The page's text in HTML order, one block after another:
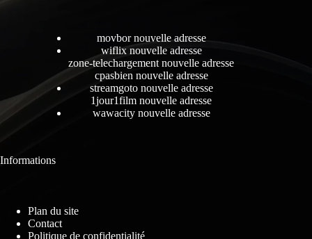
movbor nouvelle adresse
wiflix nouvelle adresse
zone-telechargement nouvelle adresse
cpasbien nouvelle adresse
streamgoto nouvelle adresse
1jour1film nouvelle adresse
wawacity nouvelle adresse
Informations
Plan du site
Contact
Politique de confidentialité